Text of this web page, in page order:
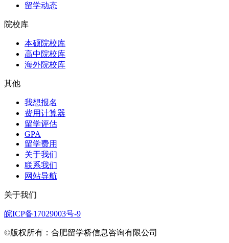
留学动态
院校库
本硕院校库
高中院校库
海外院校库
其他
我想报名
费用计算器
留学评估
GPA
留学费用
关于我们
联系我们
网站导航
关于我们
皖ICP备17029003号-9
©版权所有：合肥留学桥信息咨询有限公司